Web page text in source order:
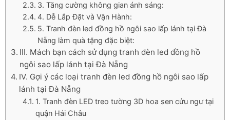
3. Tăng cường không gian ánh sáng:
4. Dễ Lắp Đặt và Vận Hành:
5. Tranh đèn led đồng hồ ngôi sao lấp lánh tại Đà
Nẵng làm quà tặng đặc biệt:
III. Mách bạn cách sử dụng tranh đèn led đồng hồ
ngôi sao lấp lánh tại Đà Nẵng
IV. Gợi ý các loại tranh đèn led đồng hồ ngôi sao lấp
lánh tại Đà Nẵng
1. Tranh đèn LED treo tường 3D hoa sen cửu ngư tại
quận Hải Châu